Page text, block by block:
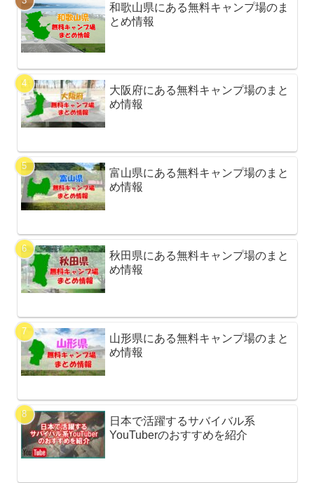
和歌山県にある無料キャンプ場のま
とめ情報
大阪府にある無料キャンプ場のまと
め情報
富山県にある無料キャンプ場のまと
め情報
秋田県にある無料キャンプ場のまと
め情報
山形県にある無料キャンプ場のまと
め情報
日本で活躍するサバイバル系
YouTuberのおすすめを紹介